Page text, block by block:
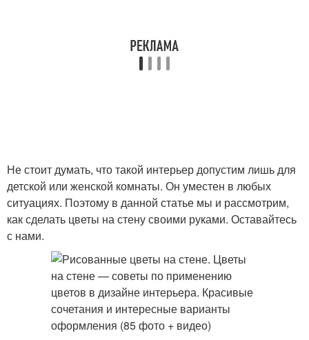
Не стоит думать, что такой интерьер допустим лишь для
детской или женской комнаты. Он уместен в любых
ситуациях. Поэтому в данной статье мы и рассмотрим,
как сделать цветы на стену своими руками. Оставайтесь
с нами.